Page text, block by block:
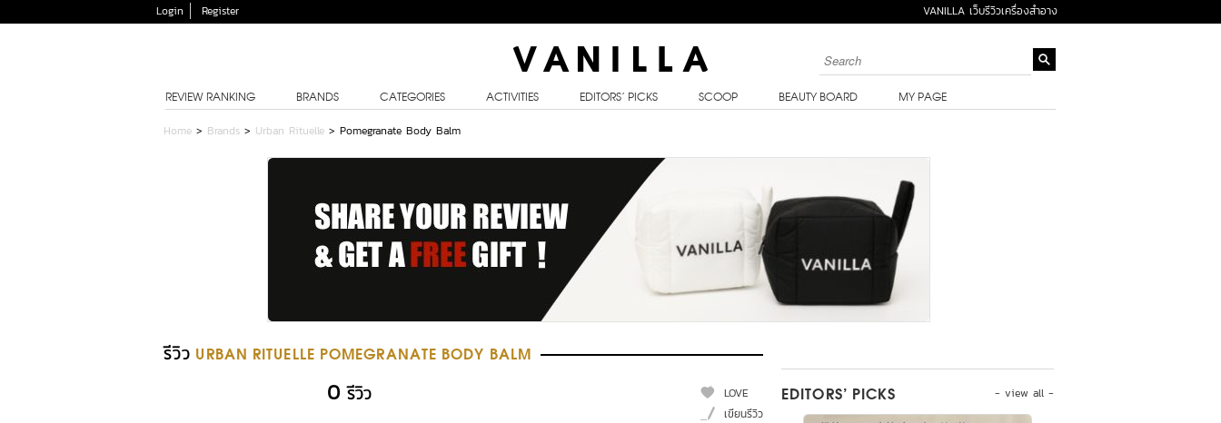
Login Register VANILLA เว็บรีวิวเครื่องสำอาง
REVIEW RANKING BRANDS CATEGORIES ACTIVITIES EDITORS’ PICKS SCOOP BEAUTY BOARD MY PAGE
Home > Brands > Urban Rituelle > Pomegranate Body Balm
รีวิว URBAN RITUELLE POMEGRANATE BODY BALM
0 รีวิว
LOVE
เขียนรีวิว
- view all -
EDITORS’ PICKS